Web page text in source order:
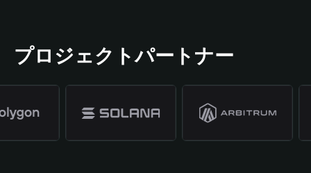
プロジェクトパートナー